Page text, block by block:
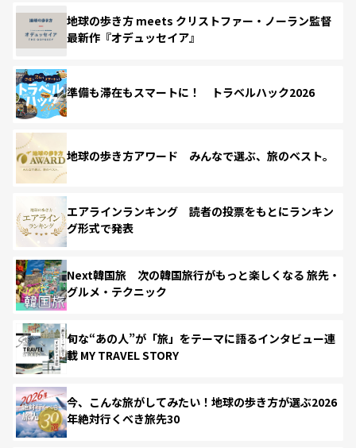
地球の歩き方 meets クリストファー・ノーラン監督
最新作『オデュッセイア』
準備も滞在もスマートに！ トラベルハック2026
地球の歩き方アワード みんなで選ぶ、旅のベスト。
エアラインランキング 読者の投票をもとにランキン
グ形式で発表
Next韓国旅 次の韓国旅行がもっと楽しくなる 旅先・
グルメ・テクニック
旬な“あの人”が「旅」をテーマに語るインタビュー連
載 MY TRAVEL STORY
今、こんな旅がしてみたい！地球の歩き方が選ぶ2026
年絶対行くべき旅先30